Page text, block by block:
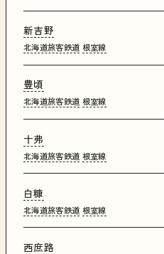
新吉野
北海道旅客鉄道 根室線
豊頃
北海道旅客鉄道 根室線
十弗
北海道旅客鉄道 根室線
白糠
北海道旅客鉄道 根室線
西庶路